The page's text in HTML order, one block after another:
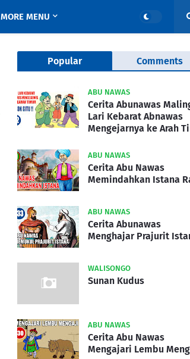
MORE MENU
Popular Comments
ABU NAWAS
Cerita Abunawas
Lari Kebarat Abnawas
Mengejarnya ke Arah
ABU NAWAS
Cerita Abu Nawas
Memindahkan Istana
ABU NAWAS
Cerita Abunawas
Menghajar Prajurit
WALISONGO
Sunan Kudus
ABU NAWAS
Cerita Abu Nawas
Mengajari Lembu